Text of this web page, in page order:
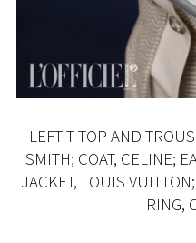
LEFT T TOP AND
SMITH; COAT, CELINE;
JACKET, LOUIS
RING,